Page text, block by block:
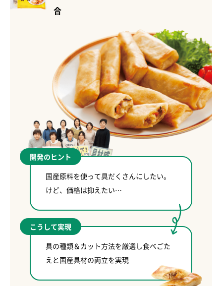
合
開発のヒント
国産原料を使って具だくさんにしたい。
けど、価格は抑えたい…
こうして実現
具の種類＆カット方法を厳選し食べごた
えと国産具材の両立を実現